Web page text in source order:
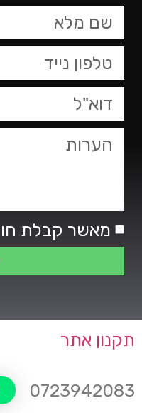
מאשר קבלת
תקנון אתר
0723942083